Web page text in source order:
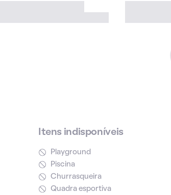
Itens indisponíveis
Playground
Piscina
Churrasqueira
Quadra esportiva